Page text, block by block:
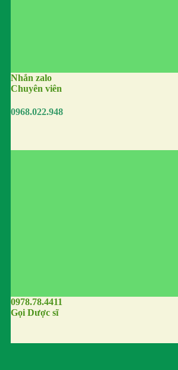
Nhắn zalo
Chuyên viên
0968.022.948
0978.78.4411
Gọi Dược sĩ